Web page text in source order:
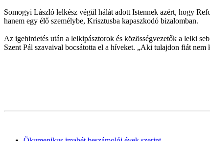
Somogyi László lelkész végül hálát adott Istennek azért, hogy
hanem egy élő személybe, Krisztusba kapaszkodó bizalomban.
Az igehirdetés után a lelkipásztorok és közösségvezetők a lelki
Szent Pál szavaival bocsátotta el a híveket. „Aki tulajdon fiát